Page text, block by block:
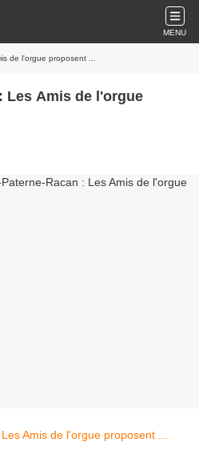
MENU
de l'orgue proposent ...
Les Amis de l'orgue